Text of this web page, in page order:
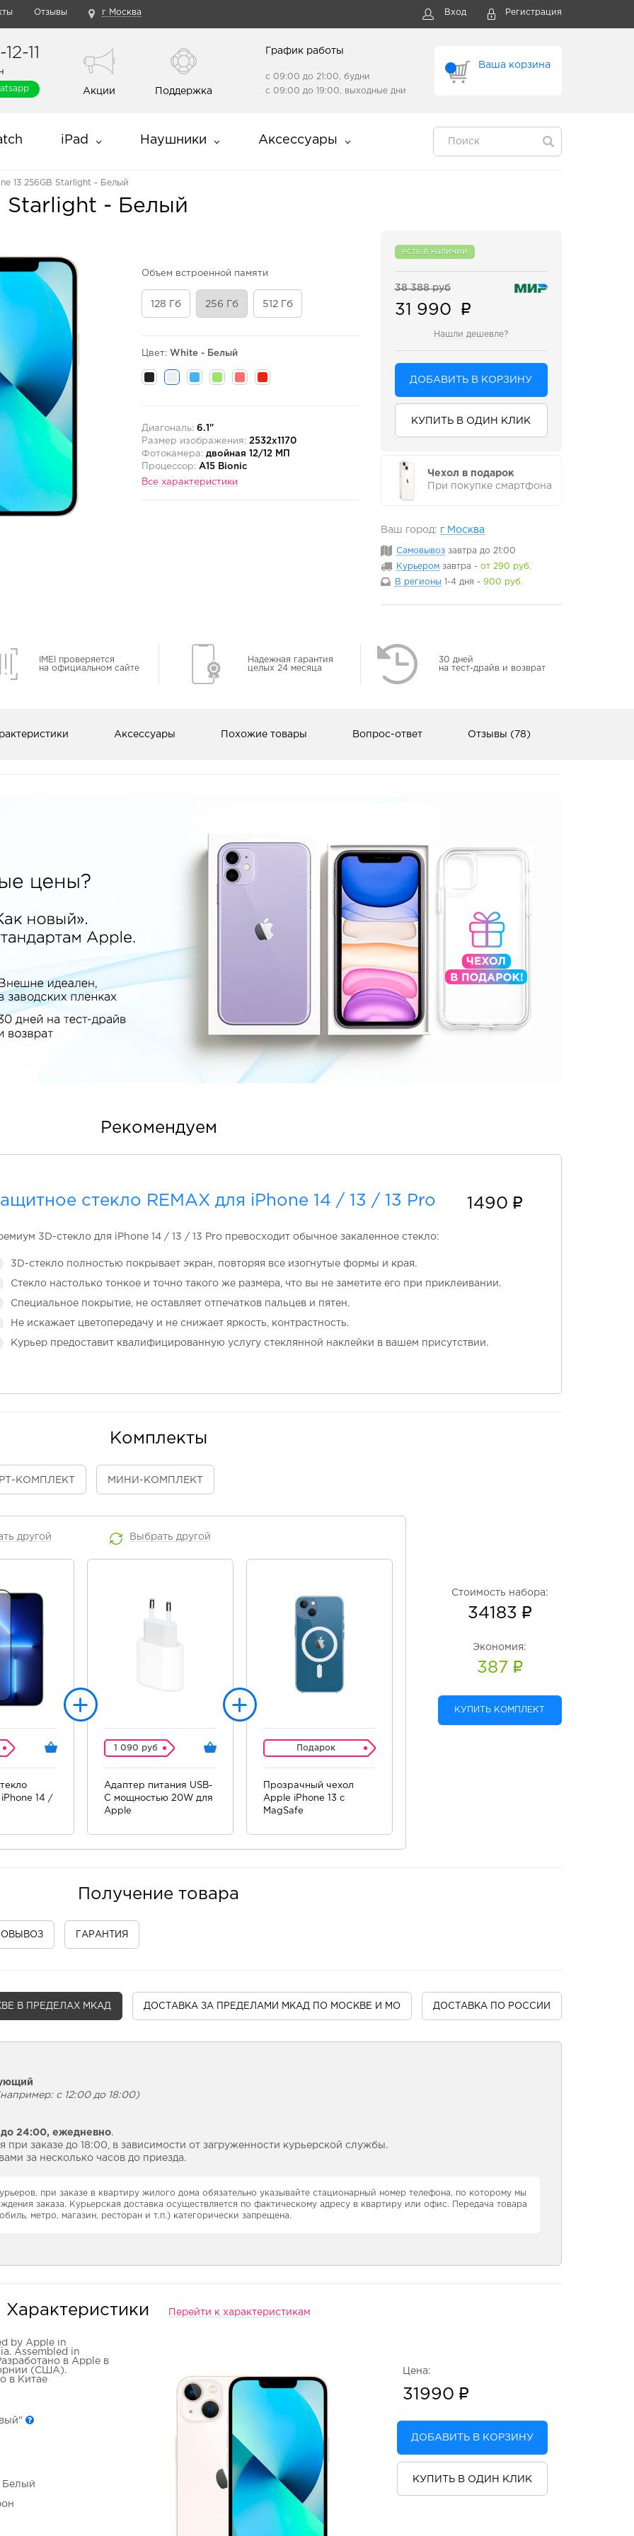
Отзывы г Москва Вход Регистрация
11
Акции Поддержка
Ваша корзина
График работы
с 09:00 до 21:00, будни
с 09:00 до 19:00, выходные дни
iPad Наушники Аксессуары
13 256GB Starlight - Белый
Starlight - Белый
Объем встроенной памяти
128 Гб 256 Гб 512 Гб
Цвет: White - Белый
Диагональ: 6.1"
Размер изображения: 2532x1170
Фотокамера: двойная 12/12 МП
Процессор: A15 Bionic
Все характеристики
есть в наличии
38 388 руб
31 990
Нашли дешевле?
ДОБАВИТЬ В КОРЗИНУ
КУПИТЬ В ОДИН КЛИК
Чехол в подарок
При покупке смартфона
Ваш город: г Москва
Самовывоз завтра до 21:00
Курьером завтра - от 290 руб.
В регионы 1-4 дня - 900 руб.
IMEI проверяется
на официальном сайте
Надежная гарантия
целых 24 месяца
30 дней
на тест-драйв и возврат
Аксессуары Похожие товары Вопрос-ответ Отзывы (78)
Рекомендуем
стекло REMAX для iPhone 14 / 13 / 13 Pro 1490
3D-стекло для iPhone 14 / 13 / 13 Pro превосходит обычное закаленное стекло:
3D-стекло полностью покрывает экран, повторяя все изогнутые формы и края.
Стекло настолько тонкое и точно такого же размера, что вы не заметите его при приклеивании.
Специальное покрытие, не оставляет отпечатков пальцев и пятен.
Не искажает цветопередачу и не снижает яркость, контрастность.
Курьер предоставит квалифицированную услугу стеклянной наклейки в вашем присутствии.
Комплекты
-КОМПЛЕКТ МИНИ -КОМПЛЕКТ
другой
iPhone 14 /
Выбрать другой
1 090 руб
Адаптер питания USB-
C мощностью 20W для
Apple
Подарок
Прозрачный чехол
Apple iPhone 13 c
MagSafe
Стоимость набора:
34183
Экономия:
387
КУПИТЬ КОМПЛЕКТ
Получение товара
ГАРАНТИЯ
В ПРЕДЕЛАХ МКАД ДОСТАВКА ЗА ПРЕДЕЛАМИ МКАД ПО МОСКВЕ И МО ДОСТАВКА ПО РОССИИ
с 12:00 до 18:00)
24:00, ежедневно.
заказе до 18:00, в зависимости от загруженности курьерской службы.
за несколько часов до приезда.
при заказе в квартиру жилого дома обязательно указывайте стационарный номер телефона, по которому мы
заказа. Курьерская доставка осуществляется по фактическому адресу в квартиру или офис. Передача товара
метро, магазин, ресторан и т.п.) категорически запрещена.
Характеристики Перейти к характеристикам
by Apple in
Assembled in
в Apple в
(США).
в Китае
Белый
Цена:
31990
ДОБАВИТЬ В КОРЗИНУ
КУПИТЬ В ОДИН КЛИК